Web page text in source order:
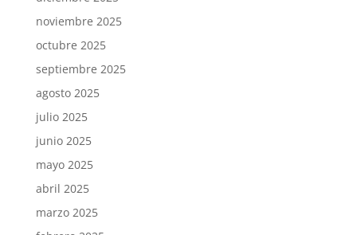
noviembre 2025
octubre 2025
septiembre 2025
agosto 2025
julio 2025
junio 2025
mayo 2025
abril 2025
marzo 2025